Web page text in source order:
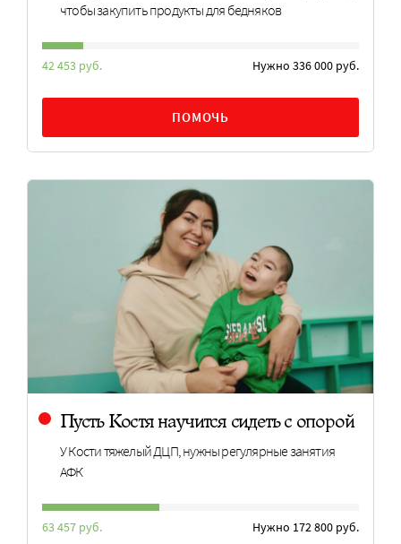
чтобы закупить продукты для бедняков
42 453 руб. Нужно 336 000 руб.
ПОМОЧЬ
Пусть Костя научится сидеть с опорой
У Кости тяжелый ДЦП, нужны регулярные занятия
АФК
63 457 руб. Нужно 172 800 руб.